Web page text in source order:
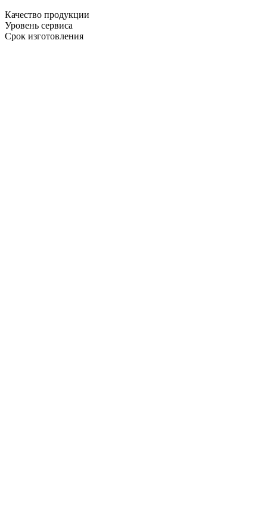
Качество продукции
Уровень сервиса
Срок изготовления